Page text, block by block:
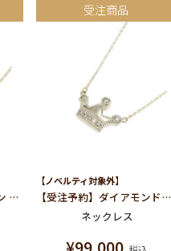
【受注予約】ルビーリボン ネックレス
受注商品
【ノベルティ対象外】
【受注予約】ダイアモンドクラウン ネックレス
ネックレス